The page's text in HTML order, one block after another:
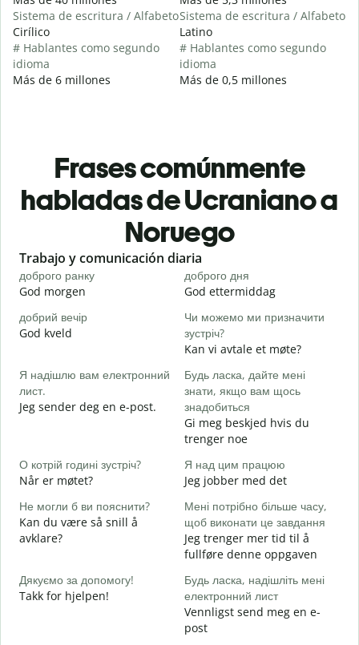
Sistema de escritura / Alfabeto
Cirílico
# Hablantes como segundo
idioma
Más de 6 millones
Sistema de escritura / Alfabeto
Latino
# Hablantes como segundo
idioma
Más de 0,5 millones
Frases comúnmente
habladas de Ucraniano a
Noruego
Slide 1 of 6
Trabajo y comunicación diaria
доброго ранку
God morgen
доброго дня
God ettermiddag
добрий вечір
God kveld
Чи можемо ми призначити
зустріч?
Kan vi avtale et møte?
Я надішлю вам електронний
лист.
Jeg sender deg en e-post.
Будь ласка, дайте мені
знати, якщо вам щось
знадобиться
Gi meg beskjed hvis du
trenger noe
О котрій годині зустріч?
Når er møtet?
Я над цим працюю
Jeg jobber med det
Не могли б ви пояснити?
Kan du være så snill å
avklare?
Мені потрібно більше часу,
щоб виконати це завдання
Jeg trenger mer tid til å
fullføre denne oppgaven
Дякуємо за допомогу!
Takk for hjelpen!
Будь ласка, надішліть мені
електронний лист
Vennligst send meg en e-
post